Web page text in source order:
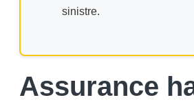
sinistre.
Assurance